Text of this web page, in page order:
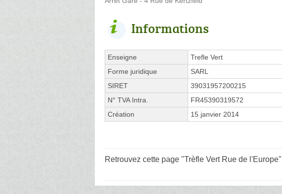
Informations
Enseigne
Trefle Vert
Forme juridique
SARL
SIRET
39031957200215
N° TVA Intra.
FR45390319572
Création
15 janvier 2014
Retrouvez cette page "Trèfle Vert Rue de